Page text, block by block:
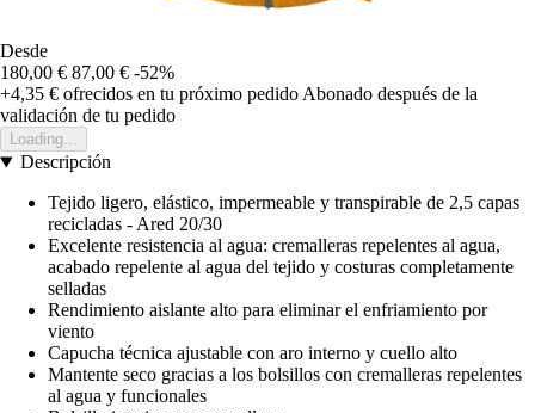
Desde
180,00 € 87,00 € -52%
+4,35 € ofrecidos en tu próximo pedido Abonado después de la
validación de tu pedido
Loading...
Descripción
Tejido ligero, elástico, impermeable y transpirable de 2,5 capas
recicladas - Ared 20/30
Excelente resistencia al agua: cremalleras repelentes al agua,
acabado repelente al agua del tejido y costuras completamente
selladas
Rendimiento aislante alto para eliminar el enfriamiento por
viento
Capucha técnica ajustable con aro interno y cuello alto
Mantente seco gracias a los bolsillos con cremalleras repelentes
al agua y funcionales